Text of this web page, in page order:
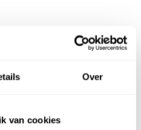
Over
van cookies